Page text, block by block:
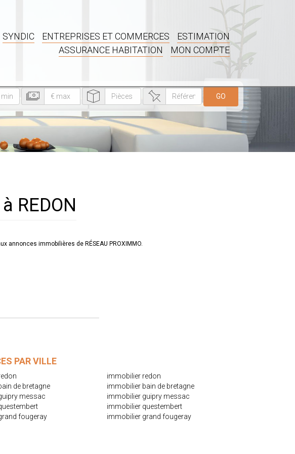
SYNDIC ENTREPRISES ET COMMERCES
ESTIMATION
ASSURANCE HABITATION
MON COMPTE
GO
REDON
annonces immobilières de RÉSEAU PROXIMMO.
PAR VILLE
de bretagne
messac
fougeray
immobilier redon
immobilier bain de bretagne
immobilier guipry messac
immobilier questembert
immobilier grand fougeray